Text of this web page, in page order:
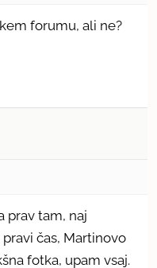
forumu, ali ne?
prav tam, naj
čas, Martinovo
fotka, upam vsaj.